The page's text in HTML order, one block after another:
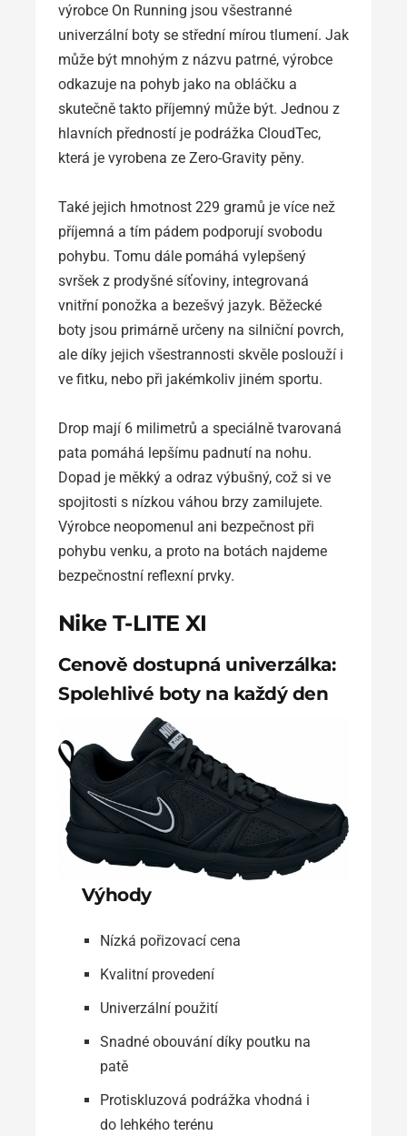
výrobce On Running jsou všestranné
univerzální boty se střední mírou tlumení. Jak
může být mnohým z názvu patrné, výrobce
odkazuje na pohyb jako na obláčku a
skutečně takto příjemný může být. Jednou z
hlavních předností je podrážka CloudTec,
která je vyrobena ze Zero-Gravity pěny.
Také jejich hmotnost 229 gramů je více než
příjemná a tím pádem podporují svobodu
pohybu. Tomu dále pomáhá vylepšený
svršek z prodyšné síťoviny, integrovaná
vnitřní ponožka a bezešvý jazyk. Běžecké
boty jsou primárně určeny na silniční povrch,
ale díky jejich všestrannosti skvěle poslouží i
ve fitku, nebo při jakémkoliv jiném sportu.
Drop mají 6 milimetrů a speciálně tvarovaná
pata pomáhá lepšímu padnutí na nohu.
Dopad je měkký a odraz výbušný, což si ve
spojitosti s nízkou váhou brzy zamilujete.
Výrobce neopomenul ani bezpečnost při
pohybu venku, a proto na botách najdeme
bezpečnostní reflexní prvky.
Nike T-LITE XI
Cenově dostupná univerzálka:
Spolehlivé boty na každý den
Výhody
Nízká pořizovací cena
Kvalitní provedení
Univerzální použití
Snadné obouvání díky poutku na
patě
Protiskluzová podrážka vhodná i
do lehkého terénu